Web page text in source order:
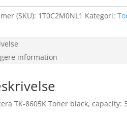
(SKU): 1T0C2M0NL1 Kategori:
information
TK-8605K Toner black, capacity: